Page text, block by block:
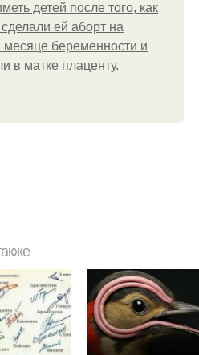
детей после того, как
ей аборт на
беременности и
в матке плаценту.